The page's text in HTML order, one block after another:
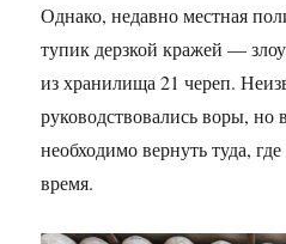
Однако, недавно местная
тупик дерзкой кражей —
из хранилища 21 череп.
руководствовались воры, но
необходимо вернуть туда,
время.